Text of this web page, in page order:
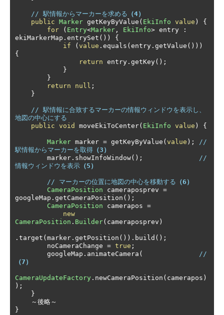
// 駅情報からマーカーを求める （4）
public Marker getKeyByValue ( EkiInfo value )
{
for
( Entry<Marker , EkiInfo> entry
:
ekiMarkerMap . entrySet ())
{
if
( value . equals ( entry . getValue ()))
{
return entry . getKey();
}
}
return
null ;
}
// 駅情報に合致するマーカーの情報ウィンドウを表示し、
地図の中心にする
public void moveEkiToCenter( EkiInfo value ) {
Marker marker = getKeyByValue ( value );
//
駅情報からマーカーを取得 （3）
        marker
. showInfoWindow();
//
情報ウィンドウを表示 （5）
// マーカーの位置に地図の中心を移動する （6）
CameraPosition cameraposprev =
googleMap . getCameraPosition ();
CameraPosition camerapos =
new
CameraPosition . Builder( cameraposprev )
. target ( marker . getPosition ()). build ();
        noCameraChange
= true ;
        googleMap
. animateCamera (
（7）
CameraUpdateFactory . newCameraPosition ( camerapos )
);
}
～後略～
}